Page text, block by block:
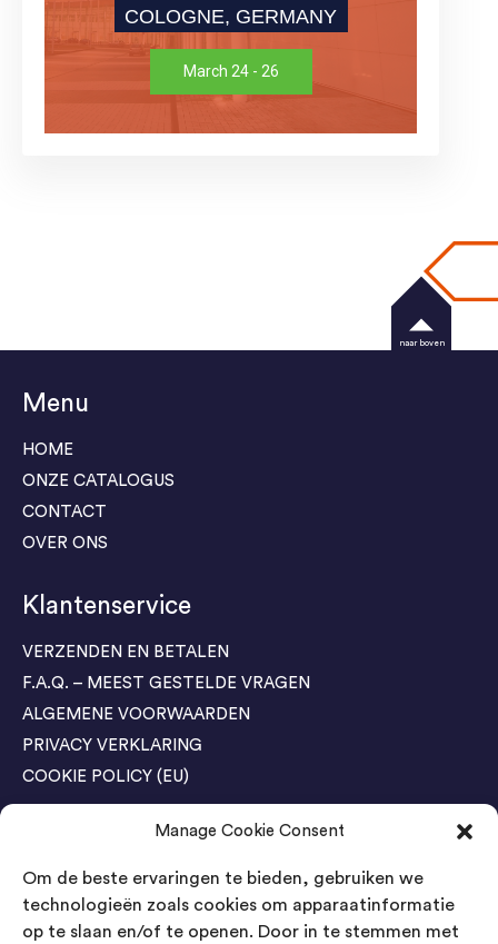
Manage Cookie Consent
Om de beste ervaringen te bieden, gebruiken we
technologieën zoals cookies om apparaatinformatie
op te slaan en/of te openen. Door in te stemmen met
COLOGNE, GERMANY
March 24 - 26
Menu
HOME
ONZE CATALOGUS
CONTACT
OVER ONS
Klantenservice
VERZENDEN EN BETALEN
F.A.Q. – MEEST GESTELDE VRAGEN
ALGEMENE VOORWAARDEN
PRIVACY VERKLARING
COOKIE POLICY (EU)
Agenda Trade Shows
04-05 November / SVG FAIR Winterswijk
Bestel GRATIS kaarten
naar boven